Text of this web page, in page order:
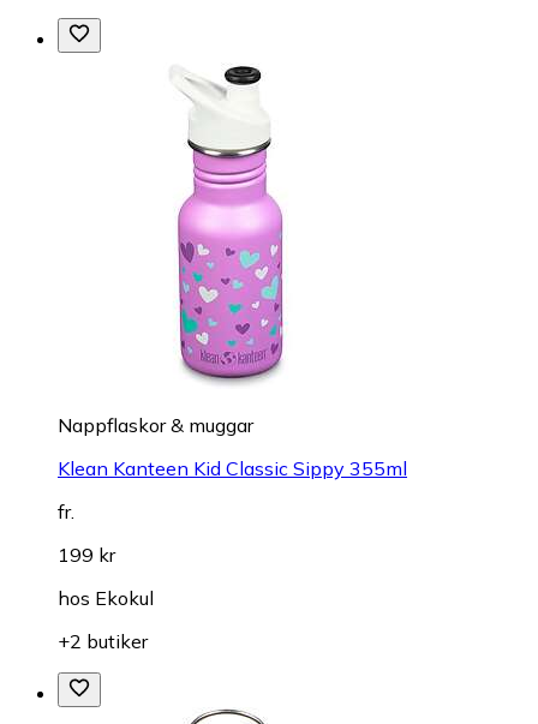
Nappflaskor & muggar
Klean Kanteen Kid Classic Sippy 355ml
fr.
199 kr
hos Ekokul
+2 butiker